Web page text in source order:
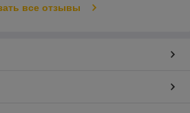
все отзывы